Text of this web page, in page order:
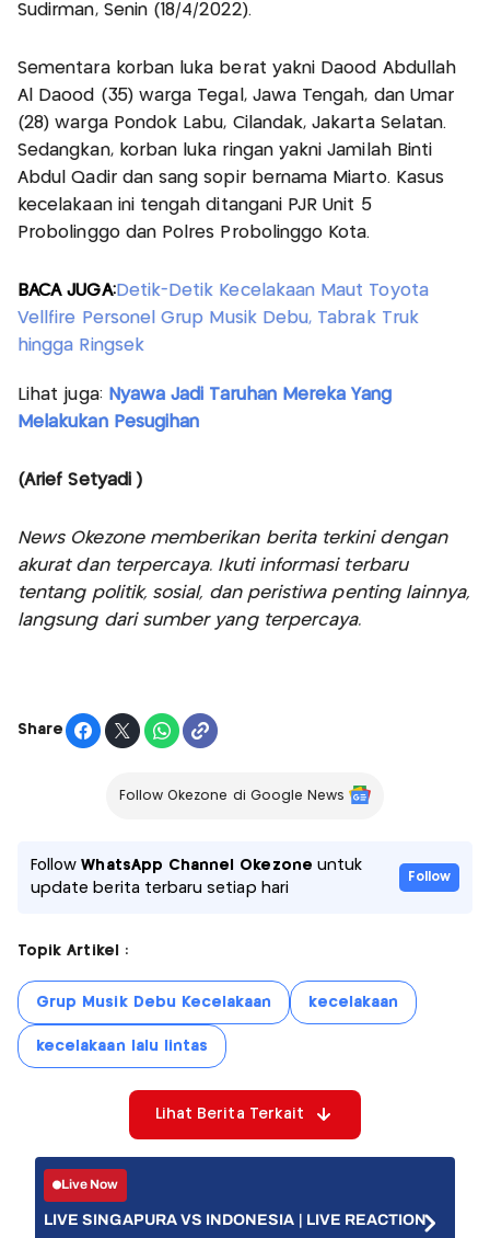
Sudirman, Senin (18/4/2022).
Sementara korban luka berat yakni Daood Abdullah
Al Daood (35) warga Tegal, Jawa Tengah, dan Umar
(28) warga Pondok Labu, Cilandak, Jakarta Selatan.
Sedangkan, korban luka ringan yakni Jamilah Binti
Abdul Qadir dan sang sopir bernama Miarto. Kasus
kecelakaan ini tengah ditangani PJR Unit 5
Probolinggo dan Polres Probolinggo Kota.
BACA JUGA:Detik-Detik Kecelakaan Maut Toyota
Vellfire Personel Grup Musik Debu, Tabrak Truk
hingga Ringsek
Lihat juga: Nyawa Jadi Taruhan Mereka Yang
Melakukan Pesugihan
(Arief Setyadi )
News Okezone memberikan berita terkini dengan
akurat dan terpercaya. Ikuti informasi terbaru
tentang politik, sosial, dan peristiwa penting lainnya,
langsung dari sumber yang terpercaya.
Share
Follow Okezone di Google News
FollowWhatsApp Channel Okezone untuk
update berita terbaru setiap hari
Follow
Topik Artikel :
Grup Musik Debu Kecelakaan kecelakaan
kecelakaan lalu lintas
Lihat Berita Terkait
Live Now
LIVE SINGAPURA VS INDONESIA | LIVE REACTION